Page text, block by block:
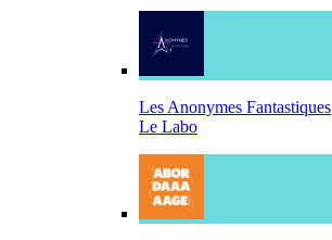
Les Anonymes Fantastiques
Le Labo